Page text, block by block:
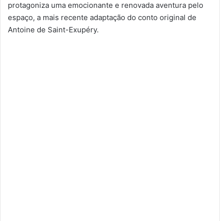
protagoniza uma emocionante e renovada aventura pelo
espaço, a mais recente adaptação do conto original de
Antoine de Saint-Exupéry.